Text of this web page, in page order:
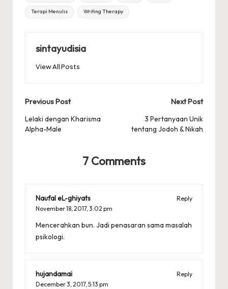
Terapi Menulis Writing Therapy
sintayudisia
View All Posts
Post
navigation
Previous Post
Lelaki dengan Kharisma
Alpha-Male
Next Post
3 Pertanyaan Unik
tentang Jodoh & Nikah
7 Comments
Naufal eL-ghiyats
Reply
November 18, 2017,3:02 pm
Mencerahkan bun. Jadi penasaran sama masalah
psikologi.
hujandamai
Reply
December 3, 2017,5:13 pm